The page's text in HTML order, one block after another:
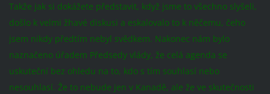
Takže jak si dokážete představit, když jsme to všechno slyšeli,
došlo k velmi žhavé diskusi a eskalovalo to k něčemu, čeho
jsem nikdy předtím nebyl svědkem. Nakonec nám bylo
naznačeno úřadem Předsedy vlády, že celá agenda se
uskuteční bez ohledu na to, kdo s tím souhlasí nebo
nesouhlasí. Že to nebude jen v Kanadě, ale že ve skutečnosti